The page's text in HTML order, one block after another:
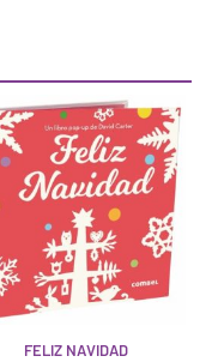
interesarte
FELIZ NAVIDAD